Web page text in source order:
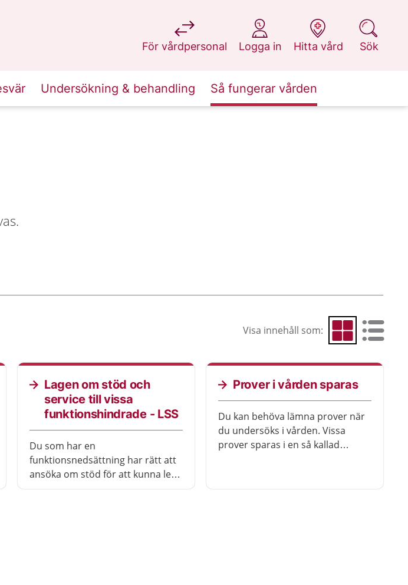
För vårdpersonal
på 1177.se
Logga in
på 1177.se
Hitta vård
på 1177.se
Sök
på 1177.se
Undersökning & behandling Så fungerar vården
Visa innehåll som: Visa som rutnät
Visa som
Lagen om stöd och
service till vissa
funktionshindrade - LSS
Du som har en
funktionsnedsättning har rätt att
ansöka om stöd för att kunna leva
Prover i vården sparas
Du kan behöva lämna prover när
du undersöks i vården. Vissa
prover sparas i en så kallad